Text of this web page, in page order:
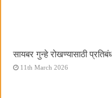
सायबर गुन्हे रोखण्यासाठी
11th March 2026